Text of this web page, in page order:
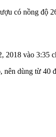
có nồng độ
2018 vào 3:35
nên dùng từ 40